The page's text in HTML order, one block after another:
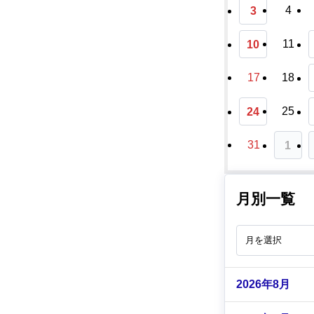
3 4
10 11
17 18
24 25
31 1
月別一覧
2026年8月